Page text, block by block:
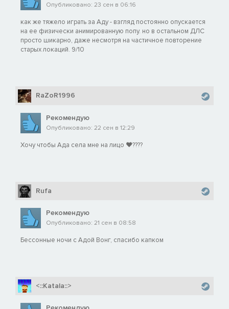
Опубликовано: 23 сен в 06:16
как же тяжело играть за Аду - взгляд постоянно опускается
на ее физически анимированную попу. но в остальном ДЛС
просто шикарно, даже несмотря на частичное повторение
старых локаций. 9/10
RaZoR1996
Рекомендую
Опубликовано: 22 сен в 12:29
Хочу чтобы Ада села мне на лицо ❤️‍????
Rufa
Рекомендую
Опубликовано: 21 сен в 08:58
Бессонные ночи с Адой Вонг, спасибо капком
<::Katala::>